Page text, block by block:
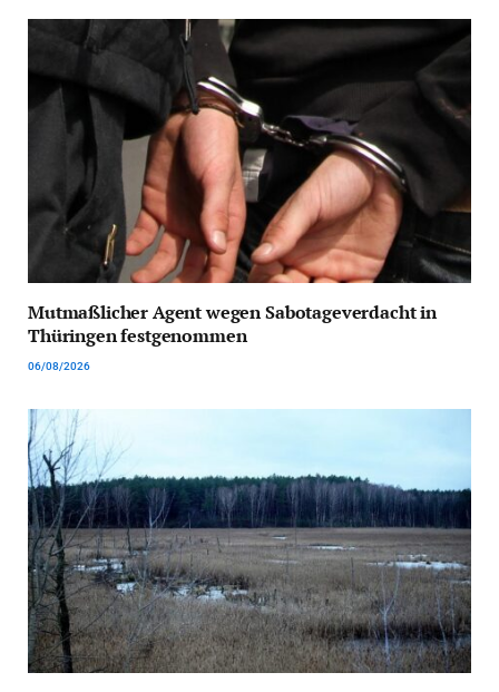
Mutmaßlicher Agent wegen Sabotageverdacht in
Thüringen festgenommen
06/08/2026